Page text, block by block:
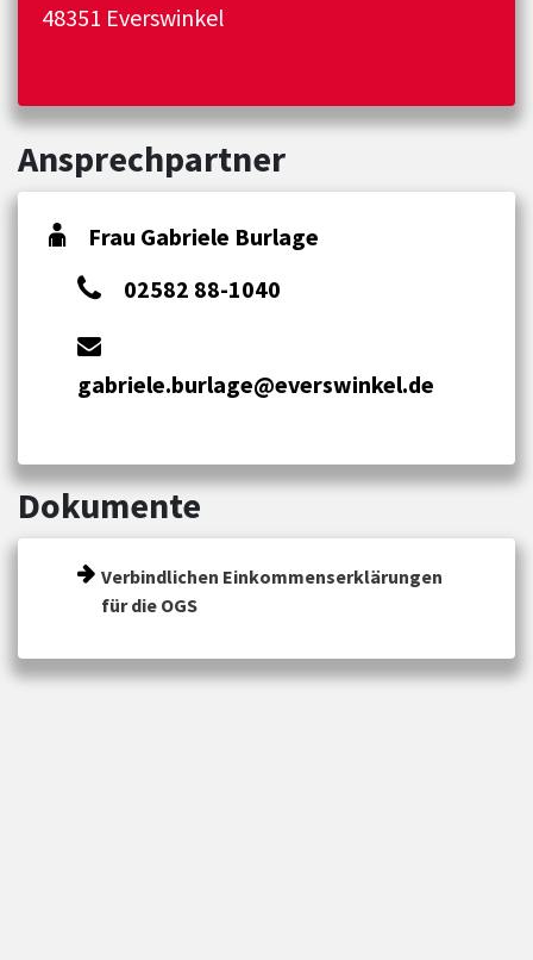
48351 Everswinkel
Ansprechpartner
Frau Gabriele Burlage
02582 88-1040
gabriele.burlage@everswinkel.de
Dokumente
Verbindlichen Einkommenserklärungen
für die OGS